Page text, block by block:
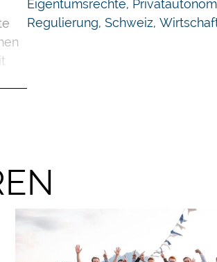
Eigentumsrechte,
Regulierung, Schweiz,